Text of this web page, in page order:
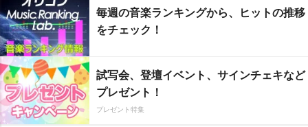
毎週の音楽ランキングから、ヒットの推移
をチェック！
試写会、登壇イベント、サインチェキなど
プレゼント！
プレゼント特集